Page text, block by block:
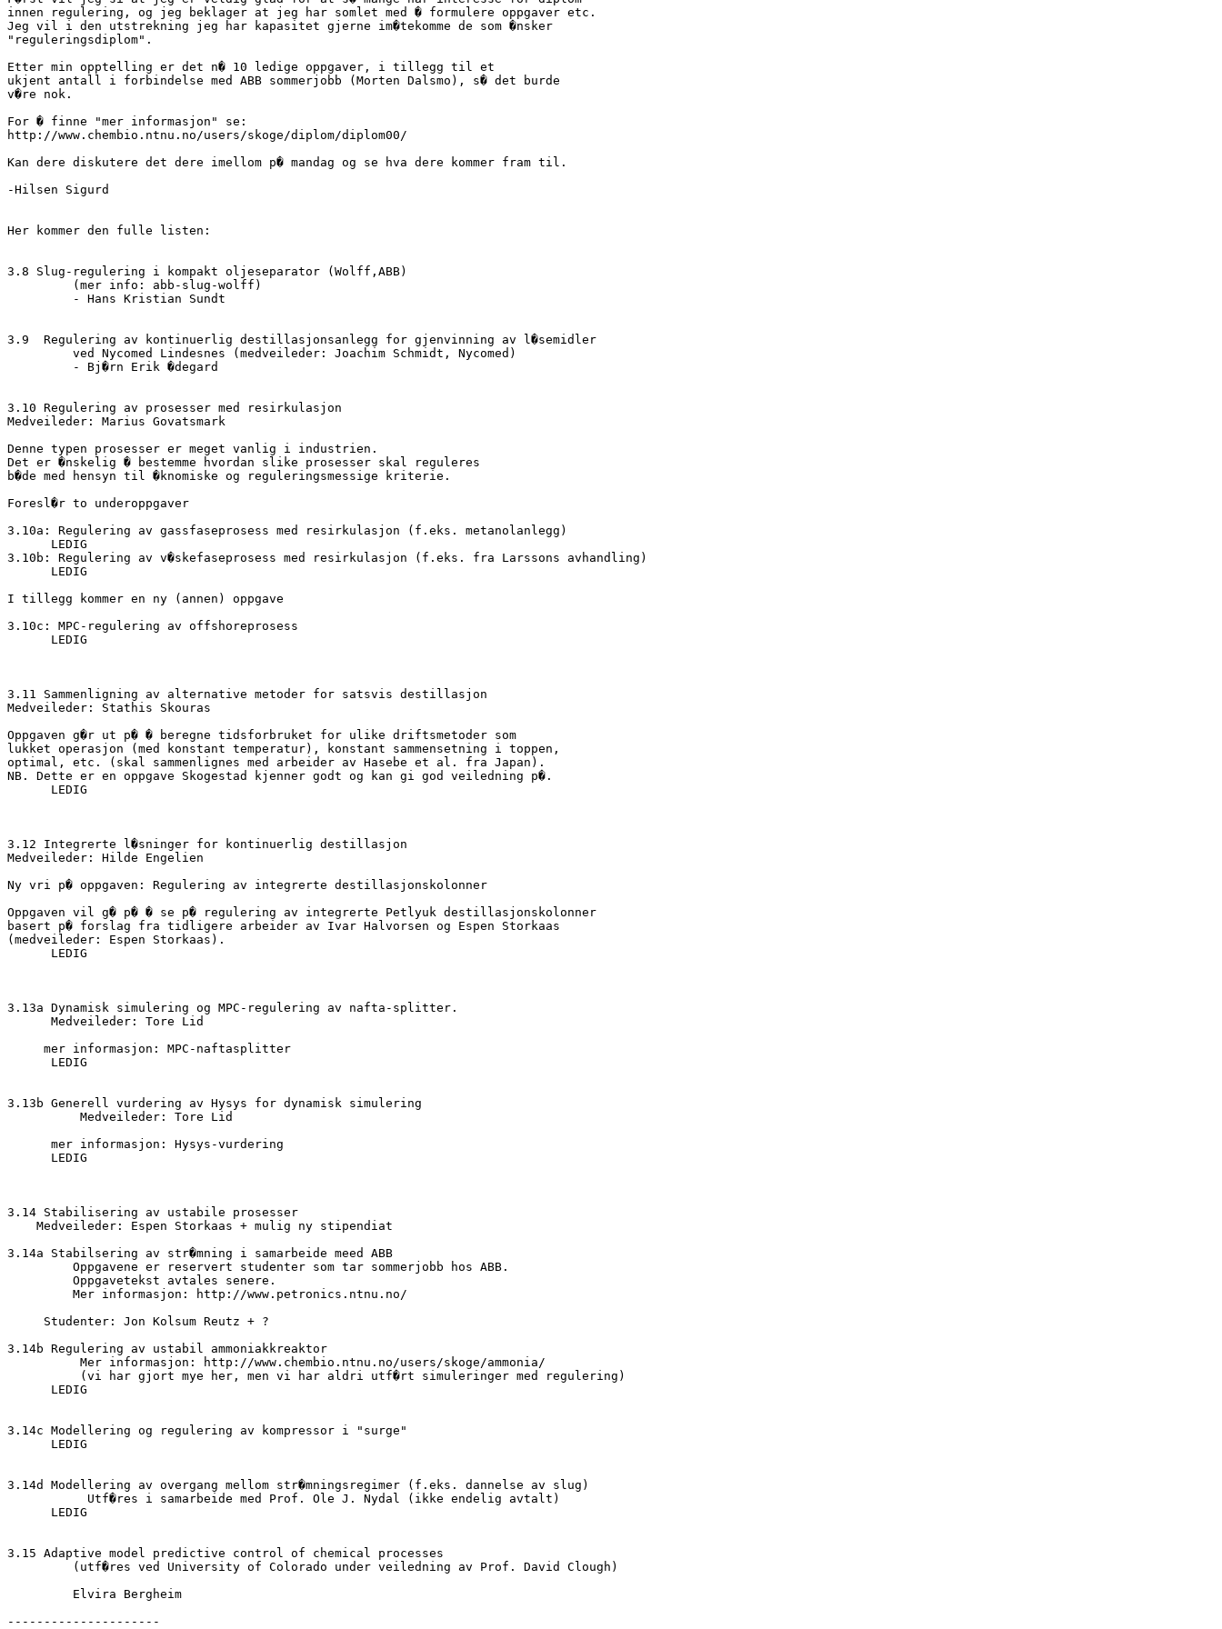
innen regulering, og jeg beklager at jeg har somlet med � formulere oppgaver etc.
Jeg vil i den utstrekning jeg har kapasitet gjerne im�tekomme de som �nsker
"reguleringsdiplom".
Etter min opptelling er det n� 10 ledige oppgaver, i tillegg til et
ukjent antall i forbindelse med ABB sommerjobb (Morten Dalsmo), s� det burde
v�re nok.
For � finne "mer informasjon" se:
http://www.chembio.ntnu.no/users/skoge/diplom/diplom00/
Kan dere diskutere det dere imellom p� mandag og se hva dere kommer fram til.
-Hilsen Sigurd
Her kommer den fulle listen:
3.8 Slug-regulering i kompakt oljeseparator (Wolff,ABB)
3.9  Regulering av kontinuerlig destillasjonsanlegg for gjenvinning av l�semidler
3.10 Regulering av prosesser med resirkulasjon
Medveileder: Marius Govatsmark
Denne typen prosesser er meget vanlig i industrien.
Det er �nskelig � bestemme hvordan slike prosesser skal reguleres
b�de med hensyn til �knomiske og reguleringsmessige kriterie.
Foresl�r to underoppgaver
3.10a: Regulering av gassfaseprosess med resirkulasjon (f.eks. metanolanlegg)
      LEDIG
3.10b: Regulering av v�skefaseprosess med resirkulasjon (f.eks. fra Larssons avhandling)
      LEDIG
I tillegg kommer en ny (annen) oppgave
3.10c: MPC-regulering av offshoreprosess
      LEDIG
3.11 Sammenligning av alternative metoder for satsvis destillasjon
Medveileder: Stathis Skouras
Oppgaven g�r ut p� � beregne tidsforbruket for ulike driftsmetoder som
lukket operasjon (med konstant temperatur), konstant sammensetning i toppen,
optimal, etc. (skal sammenlignes med arbeider av Hasebe et al. fra Japan).
NB. Dette er en oppgave Skogestad kjenner godt og kan gi god veiledning p�.
      LEDIG
3.12 Integrerte l�sninger for kontinuerlig destillasjon
Medveileder: Hilde Engelien
Ny vri p� oppgaven: Regulering av integrerte destillasjonskolonner
Oppgaven vil g� p� � se p� regulering av integrerte Petlyuk destillasjonskolonner
basert p� forslag fra tidligere arbeider av Ivar Halvorsen og Espen Storkaas
(medveileder: Espen Storkaas).
      LEDIG
3.13a Dynamisk simulering og MPC-regulering av nafta-splitter.
      Medveileder: Tore Lid
     mer informasjon: MPC-naftasplitter
      LEDIG
3.13b Generell vurdering av Hysys for dynamisk simulering
      mer informasjon: Hysys-vurdering
      LEDIG
3.14 Stabilisering av ustabile prosesser
    Medveileder: Espen Storkaas + mulig ny stipendiat
3.14a Stabilsering av str�mning i samarbeide meed ABB
     Studenter: Jon Kolsum Reutz + ?
3.14b Regulering av ustabil ammoniakkreaktor
      LEDIG
3.14c Modellering og regulering av kompressor i "surge"
      LEDIG
3.14d Modellering av overgang mellom str�mningsregimer (f.eks. dannelse av slug)
      LEDIG
3.15 Adaptive model predictive control of chemical processes
---------------------